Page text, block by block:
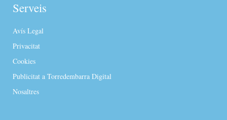
Serveis
Avís Legal
Privacitat
Cookies
Publicitat a Torredembarra Digital
Nosaltres